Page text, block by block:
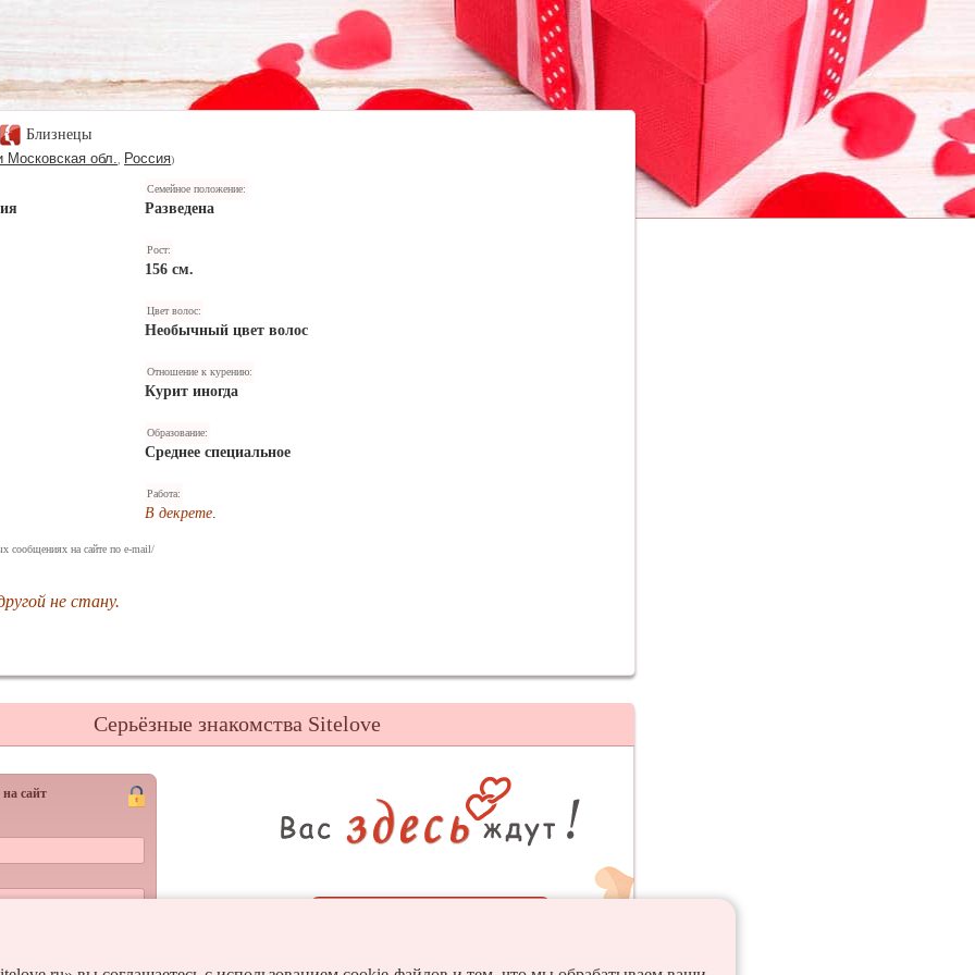
Близнецы
Московская обл. Россия)
Семейное положение:
Разведена
Рост:
156 см.
Цвет волос:
Необычный цвет волос
Отношение к курению:
Курит иногда
Образование:
Среднее специальное
Работа:
В декрете.
сообщениях на сайте по e-mail/
не стану.
Серьёзные знакомства Sitelove
сайт